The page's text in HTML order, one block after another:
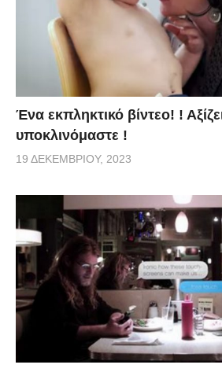
Ένα εκπληκτικό βίντεο! !
υποκλινόμαστε !
19 ΔΕΚΕΜΒΡΊΟΥ, 2023